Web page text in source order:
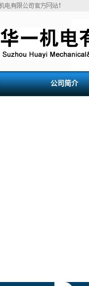
公司简介